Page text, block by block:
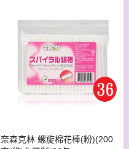
奈森克林 螺旋棉花棒(粉)(200